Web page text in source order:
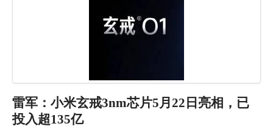
雷军：小米玄戒3nm芯片5月22日亮相， 已
投入超135亿